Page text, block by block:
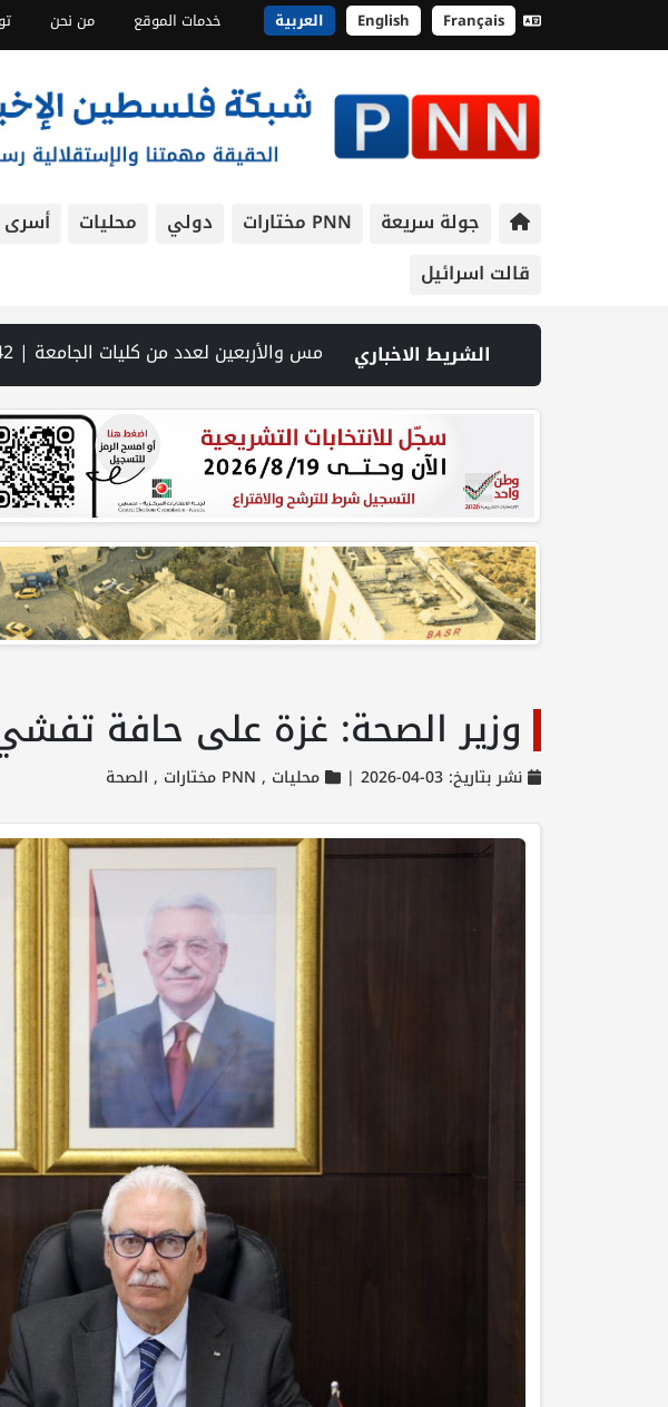
English Français العربية خدمات الموقع من نحن
جولة سريعة PNN مختارات دولي محليات أسرى
قالت اسرائيل
الشريط الاخباري
في نعلين غرب رام الله | 3 إصابات برصاص الاحتلال شمال خان يونس | الكابينت الإسرائيلي يواصل الأحد بحث ملف غزة وسط ضغوط أميركية لوقف إطلاق النار | لجنة إدارة غزة تختتم أول ورشة عمل لإطلاق التعافي المبكر بغزة | حرس الثورة: الولايات المتحدة وإسرائيل لم تحققا أهدافهما في الحرب ضد إيران | 10 قتلى بهجوم حوثي على مأرب.. والجيش اليمني يعلن تنفيذ عمليات عسكرية ضد الحوثيين في عدة محاور | مسيّرة حزب الله تستهدف قوة إسرائيلية... وواشنطن تمنع غارات واسعة على الجنوب | مقتل ثلاثة أشخاص بينهم طفل في هجوم روسي على كييف | ارتفاع أسعار النفط | "كبار قادة الجيش الأمريكي يبحثون عن مخرج من حرب إيران | الحرب في الخليج | تقدم نحو اتفاق بشأن هرمز.. ومسودة لترتيبات الملاحة | حالة الطقس: ارتفاع طفيف وموجة حر شديدة اعتبارا من الغد | يونيسف تتخذ إجراءات ضد موظف بسبب «مزاعم تجسس» لصالح إسرائيل | مستوطنون يهاجمون قرية أبو نجيم ويصيبون مواطنا ويعتدون على طواقم الإسعاف | نادي الأسير: تجديد أمرَ منع زيارات الأسرى إجراء يمكّن منظومة السجون من مواصلة جرائمها
وزير الصحة: غزة على حافة
نشر بتاريخ: 03-04-2026 | محليات , PNN مختارات , الصحة